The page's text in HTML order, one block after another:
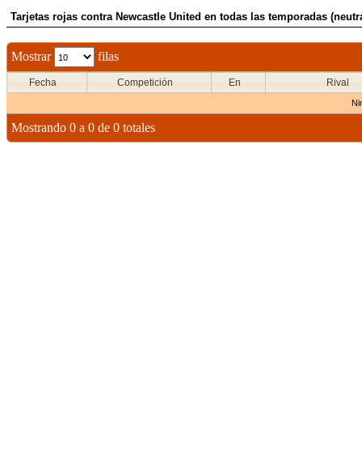
Tarjetas rojas contra Newcastle United en todas las temporadas
Mostrar filas
Fecha Competición En Rival
Mostrando 0 a 0 de 0 totales